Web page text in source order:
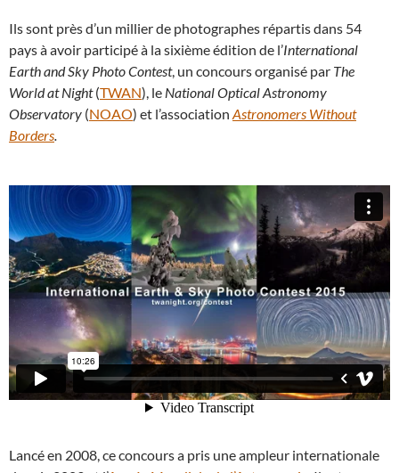
Ils sont près d’un millier de photographes répartis dans 54
pays à avoir participé à la sixième édition de l’International
Earth and Sky Photo Contest, un concours organisé par The
World at Night(TWAN), le National Optical Astronomy
Observatory (NOAO) et l’association Astronomers Without
Borders
Lancé en 2008, ce concours a pris une ampleur internationale